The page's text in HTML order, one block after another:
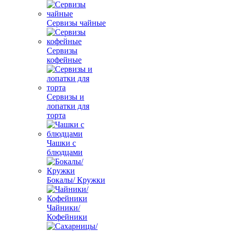
Сервизы чайные
Сервизы
кофейные
Сервизы и
лопатки для
торта
Чашки с
блюдцами
Бокалы/ Кружки
Чайники/
Кофейники